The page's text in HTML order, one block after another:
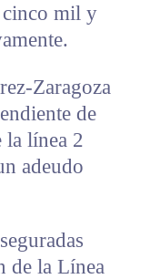
cinco mil y
Zaragoza
de
la línea 2
adeudo
de la Línea